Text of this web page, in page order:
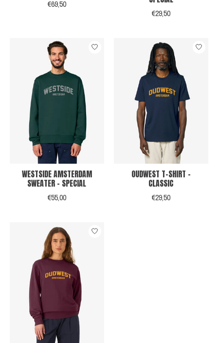
€69,50
€29,50
WESTSIDE AMSTERDAM
SWEATER - SPECIAL
€55,00
OUDWEST T-SHIRT -
CLASSIC
€29,50